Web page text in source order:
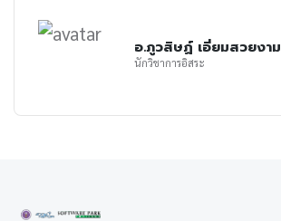
อ.ภูวสิษฏ์ เอี่ยมสวยงาม
นักวิชาการอิสระ